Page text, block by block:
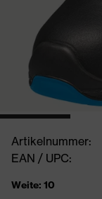
Artikelnummer:
EAN / UPC:
Weite: 10